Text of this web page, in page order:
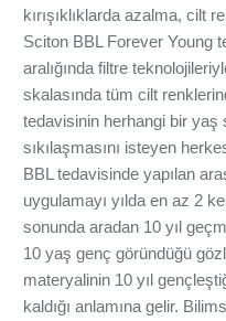
kırışıklıklarda azalma, cilt
Sciton BBL Forever Young
aralığında filtre
skalasında tüm cilt
tedavisinin herhangi bir yaş
sıkılaşmasını isteyen
BBL tedavisinde yapılan
uygulamayı yılda en az 2
sonunda aradan 10 yıl
10 yaş genç göründüğü
materyalinin 10 yıl
kaldığı anlamına gelir.